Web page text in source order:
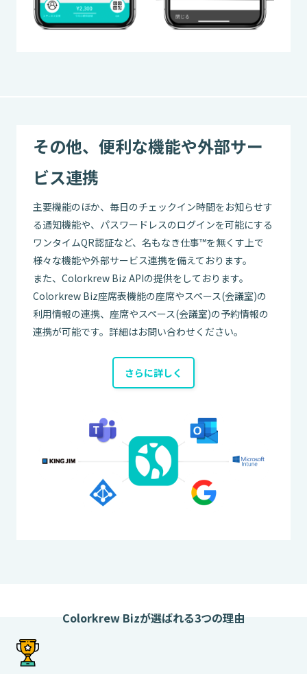
その他、便利な機能や外部サー
ビス連携
主要機能のほか、毎日のチェックイン時間をお知らせす
る通知機能や、パスワードレスのログインを可能にする
ワンタイムQR認証など、名もなき仕事™を無くす上で
様々な機能や外部サービス連携を備えております。
また、Colorkrew Biz APIの提供をしております。
Colorkrew Biz座席表機能の座席やスペース(会議室)の
利用情報の連携、座席やスペース(会議室)の予約情報の
連携が可能です。詳細はお問い合わせください。
さらに詳しく
Colorkrew Bizが選ばれる3つの理由